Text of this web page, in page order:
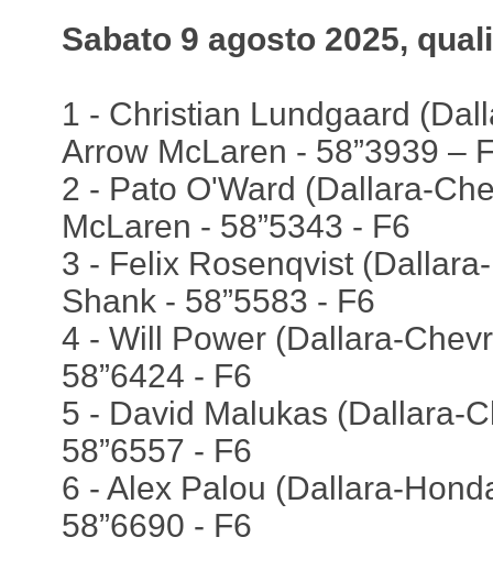
Sabato 9 agosto 2025,
1 - Christian Lundgaard
Arrow McLaren - 58”3939 –
2 - Pato O'Ward (Dallara-
McLaren - 58”5343 - F6
3 - Felix Rosenqvist
Shank - 58”5583 - F6
4 - Will Power (Dallara-
58”6424 - F6
5 - David Malukas (Dallara-
58”6557 - F6
6 - Alex Palou (Dallara-
58”6690 - F6